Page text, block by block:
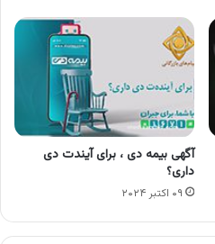
آگهی بیمه دی ، برای آیندت دی
داری؟
۰۹ اکتبر ۲۰۲۴